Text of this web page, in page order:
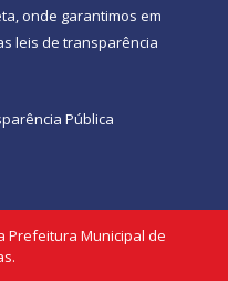
onde garantimos em
leis de transparência
Pública
Prefeitura Municipal de